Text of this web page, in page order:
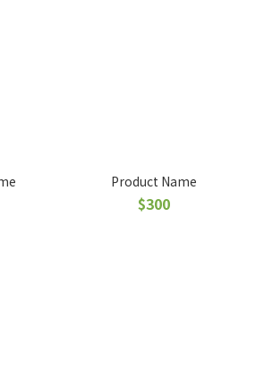
Product Name
$300